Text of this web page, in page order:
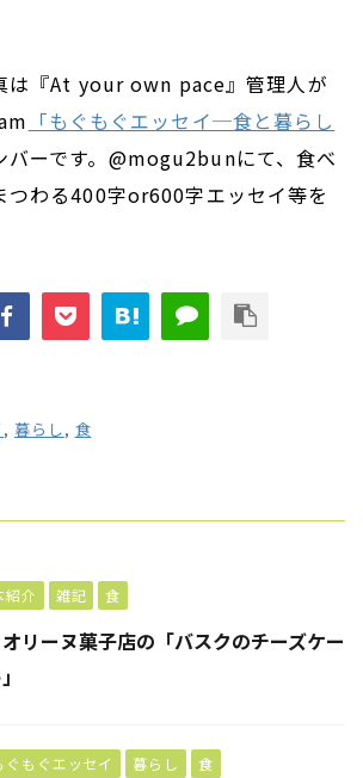
は『At your own pace』管理人が
「もぐもぐエッセイ─食と暮らし
バーです。@mogu2bunにて、食べ
つわる400字or600字エッセイ等を
, 暮らし, 食
紹介 雑記 食
リーヌ菓子店の「バスクのチーズケー
ぐもぐエッセイ 暮らし 食